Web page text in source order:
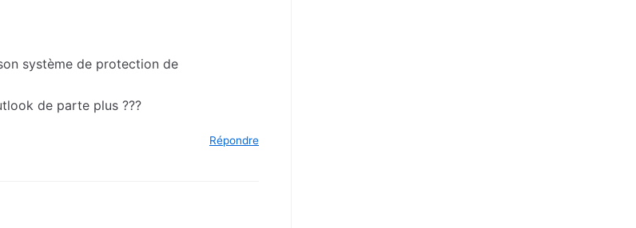
système de protection de
de parte plus ???
Répondre